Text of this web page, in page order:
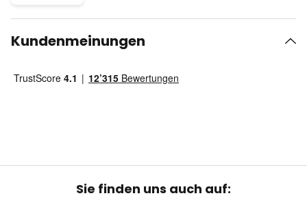
Kundenmeinungen
Sie finden uns auch auf: